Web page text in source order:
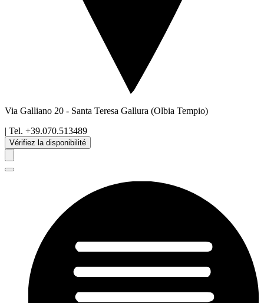
Via Galliano 20 - Santa Teresa Gallura (Olbia Tempio)
| Tel. +39.070.513489
Vérifiez la disponibilité